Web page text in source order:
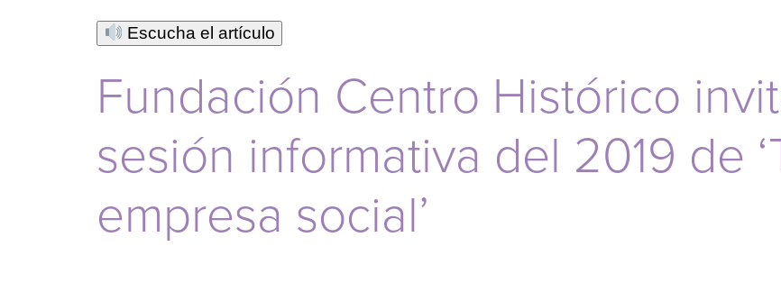
Escucha el artículo
Fundación Centro Histórico
sesión informativa del 2019 de
empresa social’